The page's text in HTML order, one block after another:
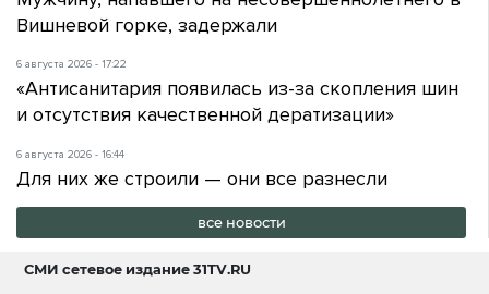
Вишневой горке, задержали
6 августа 2026 - 17:22
«Антисанитария появилась из-за скопления шин
и отсутствия качественной дератизации»
6 августа 2026 - 16:44
Для них же строили — они все разнесли
все новости
СМИ сетевое издание31TV.RU